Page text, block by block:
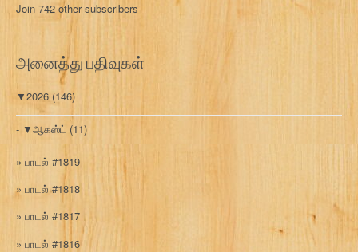
க
வ
Join 742 other subscribers
அனைத்து பதிவுகள்
▼2026 (146)
▼ஆகஸ்ட் (11)
பாடல் #1819
பாடல் #1818
பாடல் #1817
பாடல் #1816